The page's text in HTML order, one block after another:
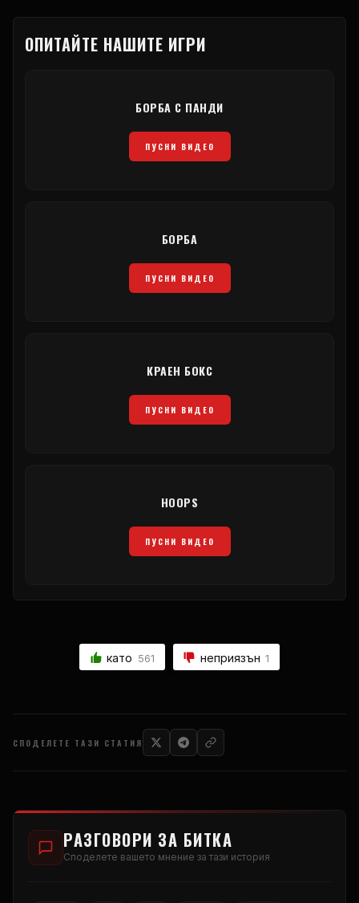
ОПИТАЙТЕ НАШИТЕ ИГРИ
БОРБА С ПАНДИ
ПУСНИ ВИДЕО
БОРБА
ПУСНИ ВИДЕО
КРАЕН БОКС
ПУСНИ ВИДЕО
HOOPS
ПУСНИ ВИДЕО
като 561 неприязън 1
СПОДЕЛЕТЕ ТАЗИ СТАТИЯ
РАЗГОВОРИ ЗА БИТКА
Споделете вашето мнение за тази история